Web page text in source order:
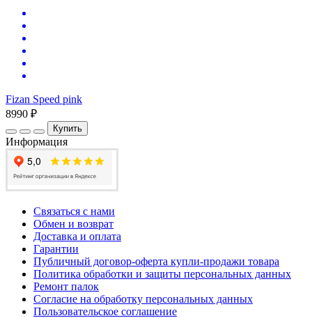
Fizan Speed pink
8990 ₽
Купить
Информация
Связаться с нами
Обмен и возврат
Доставка и оплата
Гарантии
Публичный договор-оферта купли-продажи товара
Политика обработки и защиты персональных данных
Ремонт палок
Согласие на обработку персональных данных
Пользовательское соглашение